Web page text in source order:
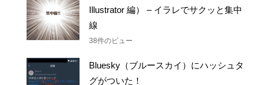
Illustrator 編） – イラレでサクッと集中
線
38件のビュー
Bluesky（ブルースカイ）にハッシュタ
グがついた！